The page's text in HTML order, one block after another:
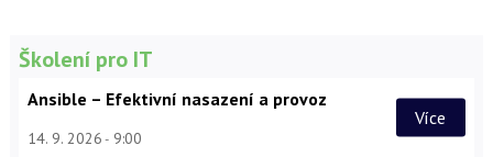
Školení pro IT
Ansible – Efektivní nasazení a provoz
14. 9. 2026 9:00
Více